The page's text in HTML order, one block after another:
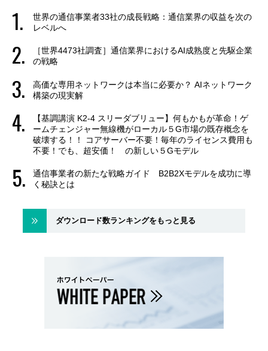
世界の通信事業者33社の成長戦略：通信業界の収益を次の
レベルへ
［世界4473社調査］通信業界におけるAI成熟度と先駆企業
の戦略
高価な専用ネットワークは本当に必要か？ AIネットワーク
構築の現実解
【基調講演 K2-4 スリーダブリュー】何もかもが革命！ゲ
ームチェンジャー無線機がローカル５G市場の既存概念を
破壊する！！ コアサーバー不要！毎年のライセンス費用も
不要！でも、超安価！ の新しい５Gモデル
通信事業者の新たな戦略ガイド B2B2Xモデルを成功に導
く秘訣とは
ダウンロード数ランキングをもっと見る